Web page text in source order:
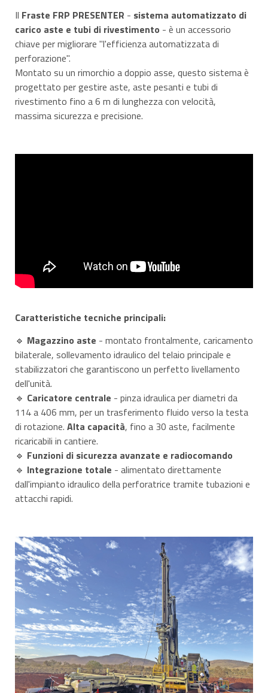
Il Fraste FRP PRESENTER - sistema automatizzato di
carico aste e tubi di rivestimento - è un accessorio
chiave per migliorare "l'efficienza automatizzata di
perforazione".
Montato su un rimorchio a doppio asse, questo sistema è
progettato per gestire aste, aste pesanti e tubi di
rivestimento fino a 6 m di lunghezza con velocità,
massima sicurezza e precisione.
Caratteristiche tecniche principali:
🔹 Magazzino aste - montato frontalmente, caricamento
bilaterale, sollevamento idraulico del telaio principale e
stabilizzatori che garantiscono un perfetto livellamento
dell'unità.
🔹 Caricatore centrale - pinza idraulica per diametri da
114 a 406 mm, per un trasferimento fluido verso la testa
di rotazione. Alta capacità, fino a 30 aste, facilmente
ricaricabili in cantiere.
🔹 Funzioni di sicurezza avanzate e radiocomando
🔹 Integrazione totale - alimentato direttamente
dall'impianto idraulico della perforatrice tramite tubazioni e
attacchi rapidi.